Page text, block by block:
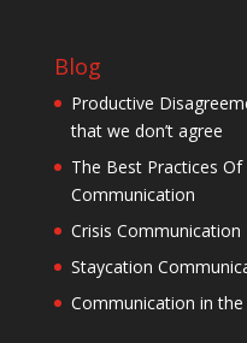
Blog
Productive
that we don’t agree
The Best Practices Of
Communication
Crisis
Staycation
Communication in